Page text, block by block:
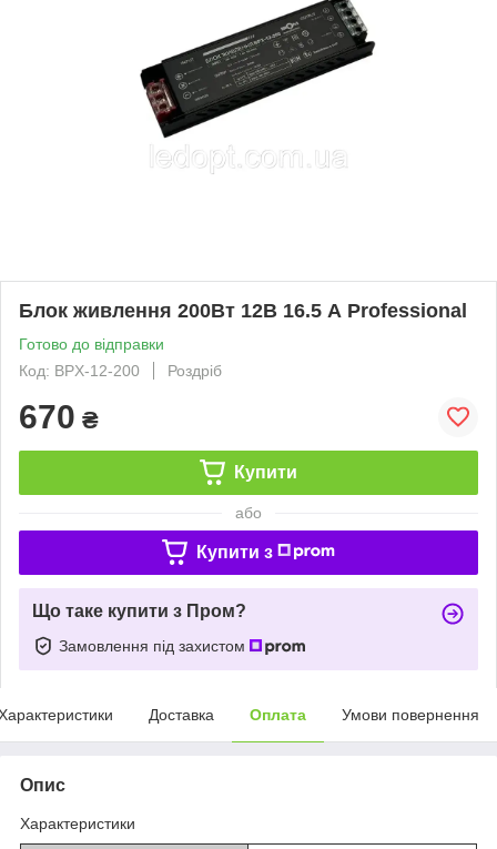
Блок живлення 200Вт 12В 16.5 А Professional
Готово до відправки
Код: BPX-12-200
Роздріб
670 ₴
Купити
або
Купити з
Що таке купити з Пром?
Замовлення під захистом
Доставка Оплата Умови повернення
Опис
Характеристики